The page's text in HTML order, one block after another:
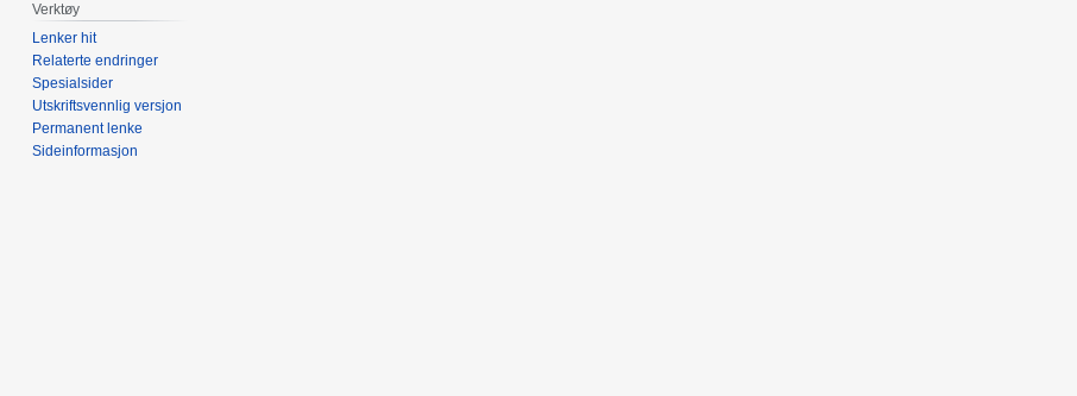
Verktøy
Lenker hit
Relaterte endringer
Spesialsider
Utskriftsvennlig versjon
Permanent lenke
Sideinformasjon